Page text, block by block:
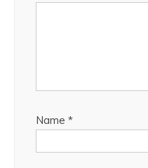
Name *